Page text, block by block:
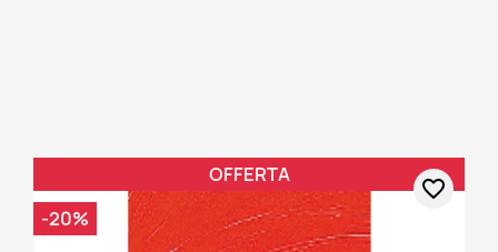
OFFERTA
-20%
favorite_border